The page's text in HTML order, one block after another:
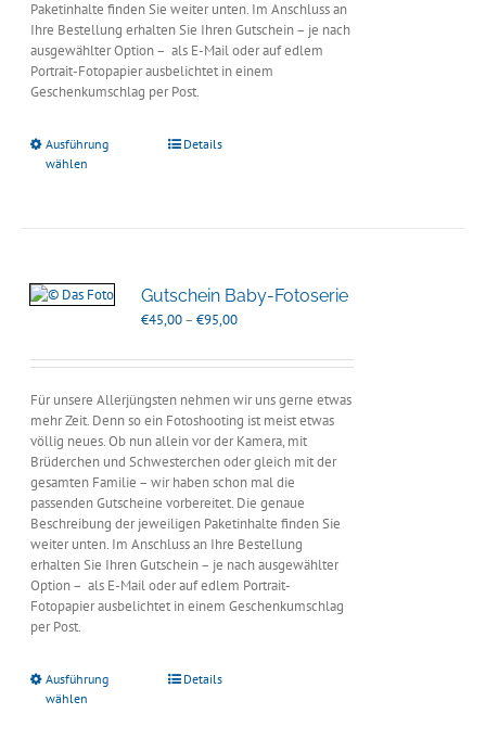
Paketinhalte finden Sie weiter unten. Im Anschluss an
Ihre Bestellung erhalten Sie Ihren Gutschein – je nach
ausgewählter Option – als E-Mail oder auf edlem
Portrait-Fotopapier ausbelichtet in einem
Geschenkumschlag per Post.
Ausführung
wählen
Details
Gutschein Baby-Fotoserie
€45,00–€95,00Preisspanne:
bis
Für unsere Allerjüngsten nehmen wir uns gerne etwas
mehr Zeit. Denn so ein Fotoshooting ist meist etwas
völlig neues. Ob nun allein vor der Kamera, mit
Brüderchen und Schwesterchen oder gleich mit der
gesamten Familie – wir haben schon mal die
passenden Gutscheine vorbereitet. Die genaue
Beschreibung der jeweiligen Paketinhalte finden Sie
weiter unten. Im Anschluss an Ihre Bestellung
erhalten Sie Ihren Gutschein – je nach ausgewählter
Option – als E-Mail oder auf edlem Portrait-
Fotopapier ausbelichtet in einem Geschenkumschlag
per Post.
Ausführung
wählen
Details